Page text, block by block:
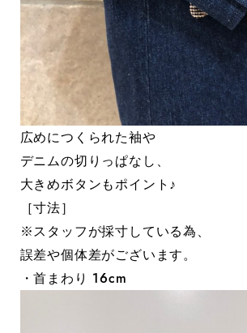
広めにつくられた袖や
デニムの切りっぱなし、
大きめボタンもポイント♪
［寸法］
※スタッフが採寸している為、
誤差や個体差がございます。
・首まわり 16cm